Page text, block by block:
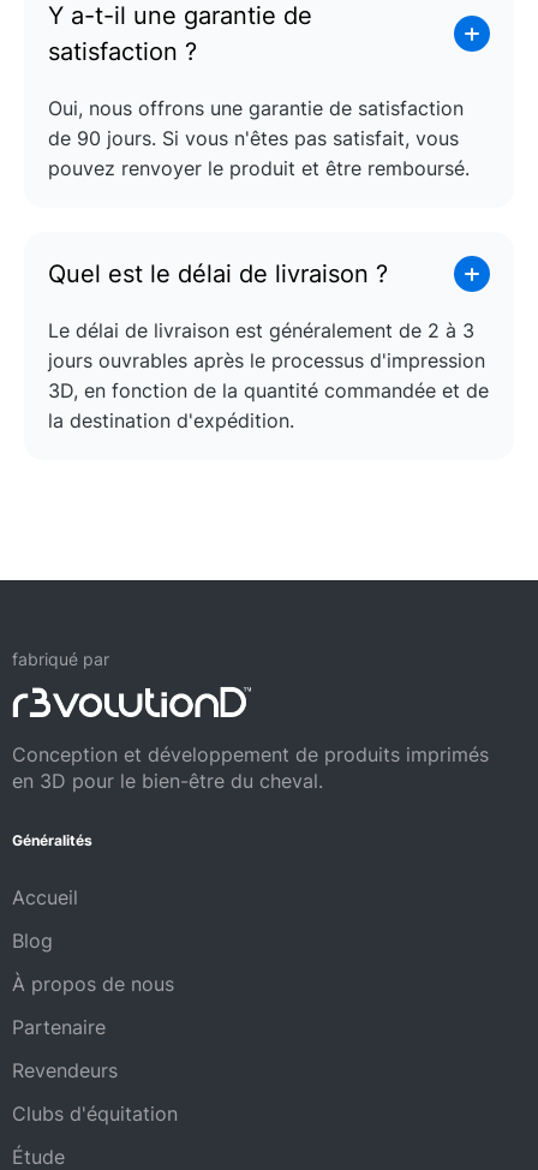
Y a-t-il une garantie de
satisfaction ?
Oui, nous offrons une garantie de satisfaction
de 90 jours. Si vous n'êtes pas satisfait, vous
pouvez renvoyer le produit et être remboursé.
Quel est le délai de livraison ?
Le délai de livraison est généralement de 2 à 3
jours ouvrables après le processus d'impression
3D, en fonction de la quantité commandée et de
la destination d'expédition.
fabriqué par
Conception et développement de produits imprimés
en 3D pour le bien-être du cheval.
Généralités
Accueil
Blog
À propos de nous
Partenaire
Revendeurs
Clubs d'équitation
Étude